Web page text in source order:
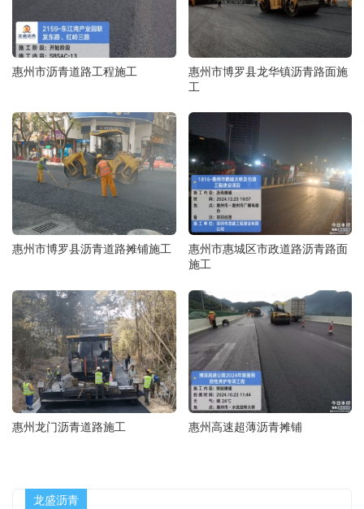
惠州市沥青道路工程施工
惠州市博罗县龙华镇沥青路面施
工
惠州市博罗县沥青道路摊铺施工
惠州市惠城区市政道路沥青路面
施工
惠州龙门沥青道路施工 惠州高速超薄沥青摊铺
龙盛沥青